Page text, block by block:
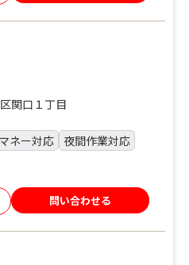
関口１丁目
ネー対応
夜間作業対応
問い合わせる